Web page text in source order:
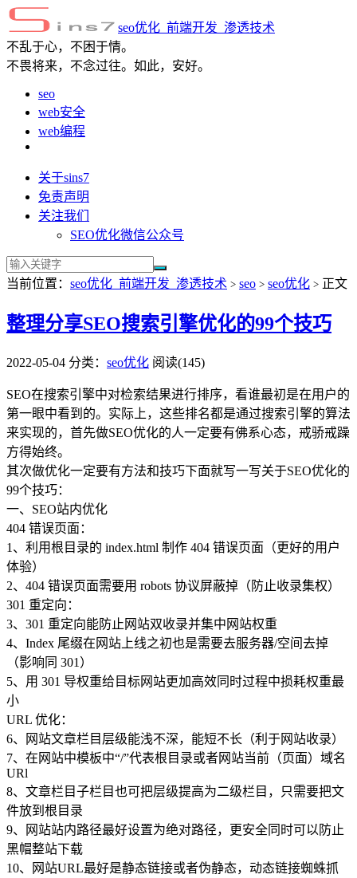
seo优化_前端开发_渗透技术
不乱于心，不困于情。
不畏将来，不念过往。如此，安好。
seo
web安全
web编程
关于sins7
免责声明
关注我们
SEO优化微信公众号
当前位置： seo优化_前端开发_渗透技术 > seo > seo优化 > 正文
整理分享SEO搜索引擎优化的99个技巧
2022-05-04 分类： seo优化 阅读(145)
SEO在搜索引擎中对检索结果进行排序，看谁最初是在用户的
第一眼中看到的。实际上，这些排名都是通过搜索引擎的算法
来实现的，首先做SEO优化的人一定要有佛系心态，戒骄戒躁
方得始终。
其次做优化一定要有方法和技巧下面就写一写关于SEO优化的
99个技巧：
一、SEO站内优化
404 错误页面：
1、利用根目录的 index.html 制作 404 错误页面（更好的用户
体验）
2、404 错误页面需要用 robots 协议屏蔽掉（防止收录集权）
301 重定向：
3、301 重定向能防止网站双收录并集中网站权重
4、Index 尾缀在网站上线之初也是需要去服务器/空间去掉
（影响同 301）
5、用 301 导权重给目标网站更加高效同时过程中损耗权重最
小
URL 优化：
6、网站文章栏目层级能浅不深，能短不长（利于网站收录）
7、在网站中模板中“/”代表根目录或者网站当前（页面）域名
URl
8、文章栏目子栏目也可把层级提高为二级栏目，只需要把文
件放到根目录
9、网站站内路径最好设置为绝对路径，更安全同时可以防止
黑帽整站下载
10、网站URL最好是静态链接或者伪静态，动态链接蜘蛛抓